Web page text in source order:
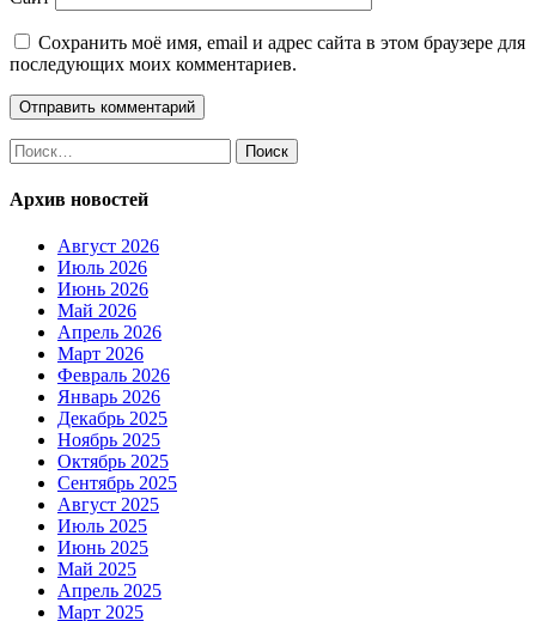
Сохранить моё имя, email и адрес сайта в этом браузере для
последующих моих комментариев.
Найти:
Архив новостей
Август 2026
Июль 2026
Июнь 2026
Май 2026
Апрель 2026
Март 2026
Февраль 2026
Январь 2026
Декабрь 2025
Ноябрь 2025
Октябрь 2025
Сентябрь 2025
Август 2025
Июль 2025
Июнь 2025
Май 2025
Апрель 2025
Март 2025